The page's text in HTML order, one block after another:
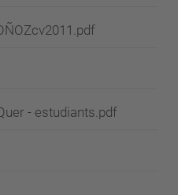
- estudiants.pdf